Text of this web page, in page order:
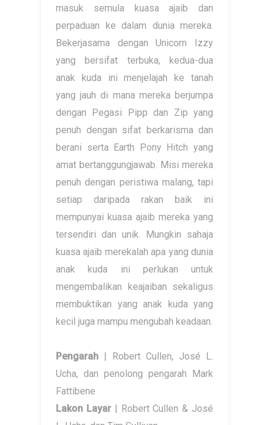
masuk semula kuasa ajaib dan
perpaduan ke dalam dunia mereka.
Bekerjasama dengan Unicorn Izzy
yang bersifat terbuka, kedua-dua
anak kuda ini menjelajah ke tanah
yang jauh di mana mereka berjumpa
dengan Pegasi Pipp dan Zip yang
penuh dengan sifat berkarisma dan
berani serta Earth Pony Hitch yang
amat bertanggungjawab. Misi mereka
penuh dengan peristiwa malang, tapi
setiap daripada rakan baik ini
mempunyai kuasa ajaib mereka yang
tersendiri dan unik. Mungkin sahaja
kuasa ajaib merekalah apa yang dunia
anak kuda ini perlukan untuk
mengembalikan keajaiban sekaligus
membuktikan yang anak kuda yang
kecil juga mampu mengubah keadaan.
Pengarah | Robert Cullen, José L.
Ucha, dan penolong pengarah Mark
Fattibene
Lakon Layar | Robert Cullen & José